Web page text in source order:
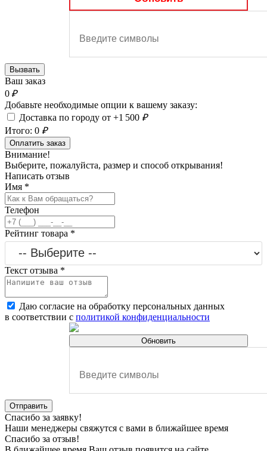
Вызвать
Ваш заказ
0₽
Добавьте необходимые опции к вашему заказу:
Доставка по городу от +1 500 ₽
Итого: 0 ₽
Оплатить заказ
Внимание!
Выберите, пожалуйста, размер и способ открывания!
Написать отзыв
Имя *
Телефон
Рейтинг товара *
Текст отзыва *
Даю согласие на обработку персональных данных
в соответствии с политикой конфиденциальности
Обновить
Отправить
Спасибо за заявку!
Наши менеджеры свяжутся с вами в ближайшее время
Спасибо за отзыв!